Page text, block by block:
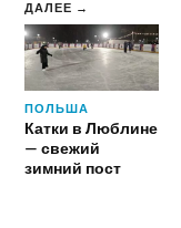
ДАЛЕЕ →
ПОЛЬША
Катки в Люблине
— свежий
зимний пост